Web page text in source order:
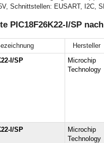
Schnittstellen: EUSART, I2C,
PIC18F26K22-I/SP
Hersteller
I/SP
Microchip
Technology
I/SP
Microchip
Technology